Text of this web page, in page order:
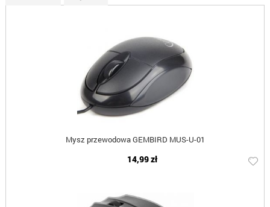
Mysz przewodowa GEMBIRD MUS-U-01
14,99 zł